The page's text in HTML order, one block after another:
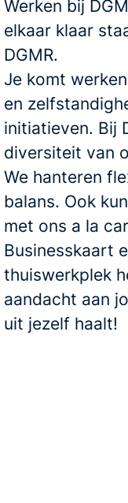
Werken bij
elkaar klaar
DGMR.
Je komt
en
initiatieven. Bij
diversiteit van
We hanteren
balans. Ook
met ons a la
Businesskaart
thuiswerkplek
aandacht aan
uit jezelf haalt!